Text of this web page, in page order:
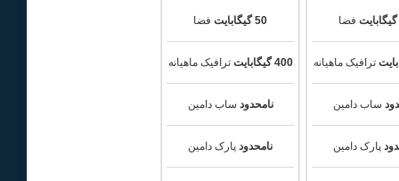
فضا
ترافیک ماهیانه
ساب دامین
پارک دامین
50 گیگابایت فضا
400 گیگابایت ترافیک ماهیانه
نامحدود ساب دامین
نامحدود پارک دامین